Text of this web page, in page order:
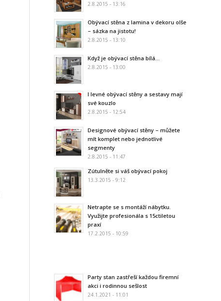
2.8.2015 - 13:16
Obývací stěna z lamina v dekoru olše
– sázka na jistotu!
2.8.2015 - 13:10
Když je obývací stěna bílá…
2.8.2015 - 13:00
I levné obývací stěny a sestavy mají
své kouzlo
2.8.2015 - 12:54
Designové obývací stěny – můžete
mít komplet nebo jednotlivé
segmenty
2.8.2015 - 11:47
Zútulněte si váš obývací pokoj
13.3.2015 - 9:12
Netrapte se s montáží nábytku.
Využijte profesionála s 15ctiletou
praxí
17.2.2015 - 10:59
Party stan zastřeší každou firemní
akci i rodinnou sešlost
24.1.2021 - 11:01